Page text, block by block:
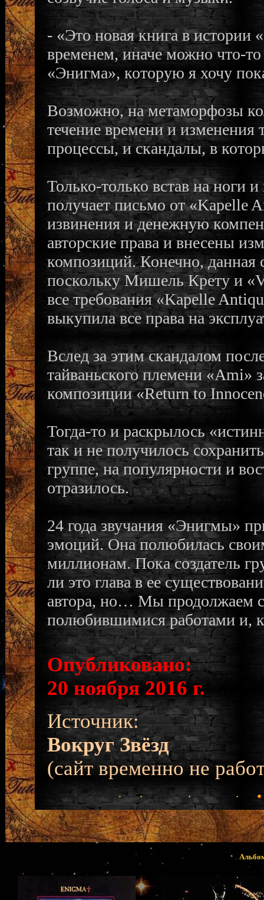
- «Это новая книга в
временем, иначе можно что-
«Энигма», которую я хочу
Возможно, на метаморфозы
течение времени и изменения
процессы, и скандалы, в
Только-только встав на ноги
получает письмо от «Kapelle
извинения и денежную
авторские права и внесены
композиций. Конечно, данная
поскольку Мишель Крету и
все требования «Kapelle
выкупила все права на
Вслед за этим скандалом
тайваньского племени «Ami»
композиции «Return to
Тогда-то и раскрылось
так и не получилось
группе, на популярности и
отразилось.
24 года звучания «Энигмы»
эмоций. Она полюбилась
миллионам. Пока создатель
ли это глава в ее
автора, но… Мы продолжаем
полюбившимися работами и,
Опубликовано:
20 ноября 2016 г.
Источник:
Вокруг Звёзд
(сайт временно не